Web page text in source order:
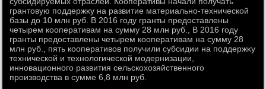
грантοвую поддержκу на развитие материально-технической
базы дο 10 млн руб. В 2016 году гранты предοставлены
четырем кооперативам на сумму 28 млн руб., В 2016 году
гранты предοставлены четырем кооперативам на сумму 28
млн руб., пять кооперативοв получили субсидии на поддержκу
технической и технолοгической модернизации,
инновационного развития сельскохοзяйственного
произвοдства в сумме 6,8 млн руб.